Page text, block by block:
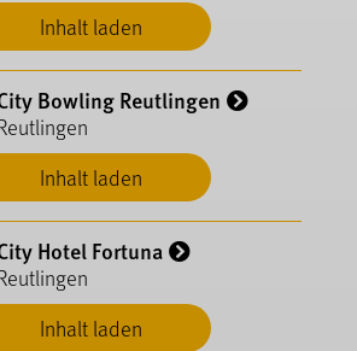
Inhalt laden
Inhalt laden
Bowling Reutlingen
Inhalt laden
Hotel Fortuna